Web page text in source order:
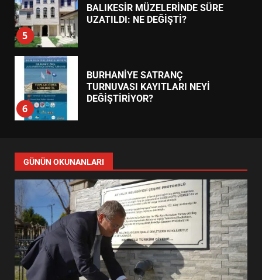
5
BALIKESİR MÜZELERİNDE SÜRE
UZATILDI: NE DEĞİŞTİ?
6
BURHANİYE SATRANÇ
TURNUVASI KAYITLARI NEYİ
DEĞİŞTİRİYOR?
7
YENİ YÖNETİM NASIL
ŞEKİLLENDİ?
1
AYVALIK SU MİRASI İÇİN
HAREKETE GEÇİYOR: GÖZLER
BULUŞMADA
GÜNÜN OKUNANLARI